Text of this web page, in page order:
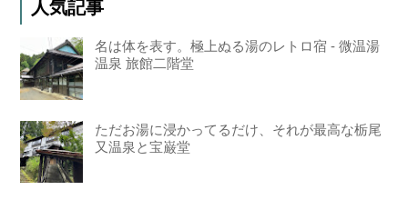
人気記事
名は体を表す。極上ぬる湯のレトロ宿 - 微温湯
温泉 旅館二階堂
ただお湯に浸かってるだけ、それが最高な栃尾
又温泉と宝巌堂